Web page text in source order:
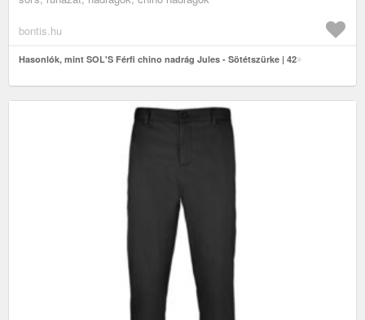
bontis.hu
Hasonlók, mint SOL'S Férfi chino nadrág Jules - Sötétszürke | 42